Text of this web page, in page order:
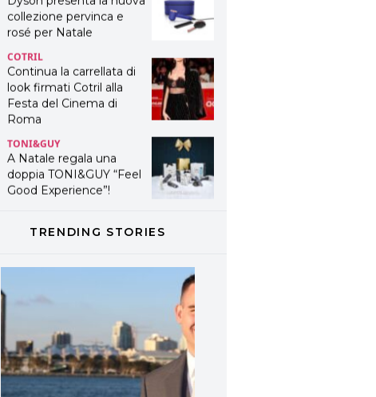
collezione pervinca e
rosé per Natale
COTRIL
Continua la carrellata di
look firmati Cotril alla
Festa del Cinema di
Roma
TONI&GUY
A Natale regala una
doppia TONI&GUY “Feel
Good Experience”!
LABEL.M lancia la sua
DAVINES
cofanetti beauty preziosi
per un regalo adatto ad
ogni capello
TRENDING STORIES